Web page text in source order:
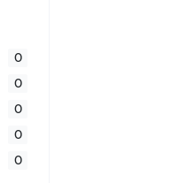
0
0
0
0
0